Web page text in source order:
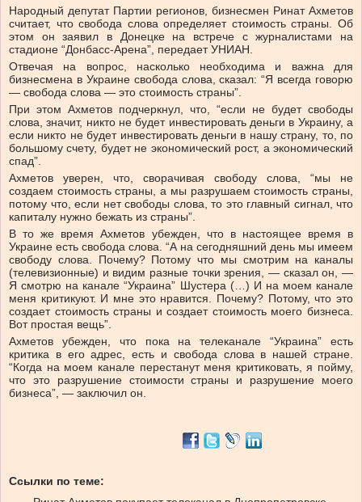
Народный депутат Партии регионов, бизнесмен Ринат Ахметов
считает, что свобода слова определяет стоимость страны. Об
этом он заявил в Донецке на встрече с журналистами на
стадионе “Донбасс-Арена”, передает УНИАН.
Отвечая на вопрос, насколько необходима и важна для
бизнесмена в Украине свобода слова, сказал: “Я всегда говорю
— свобода слова — это стоимость страны”.
При этом Ахметов подчеркнул, что, “если не будет свободы
слова, значит, никто не будет инвестировать деньги в Украину, а
если никто не будет инвестировать деньги в нашу страну, то, по
большому счету, будет не экономический рост, а экономический
спад”.
Ахметов уверен, что, сворачивая свободу слова, “мы не
создаем стоимость страны, а мы разрушаем стоимость страны,
потому что, если нет свободы слова, то это главный сигнал, что
капиталу нужно бежать из страны”.
В то же время Ахметов убежден, что в настоящее время в
Украине есть свобода слова. “А на сегодняшний день мы имеем
свободу слова. Почему? Потому что мы смотрим на каналы
(телевизионные) и видим разные точки зрения, — сказал он, —
Я смотрю на канале “Украина” Шустера (…) И на моем канале
меня критикуют. И мне это нравится. Почему? Потому, что это
создает стоимость страны и создает стоимость моего бизнеса.
Вот простая вещь”.
Ахметов убежден, что пока на телеканале “Украина” есть
критика в его адрес, есть и свобода слова в нашей стране.
“Когда на моем канале перестанут меня критиковать, я пойму,
что это разрушение стоимости страны и разрушение моего
бизнеса”, — заключил он.
Ссылки по теме: